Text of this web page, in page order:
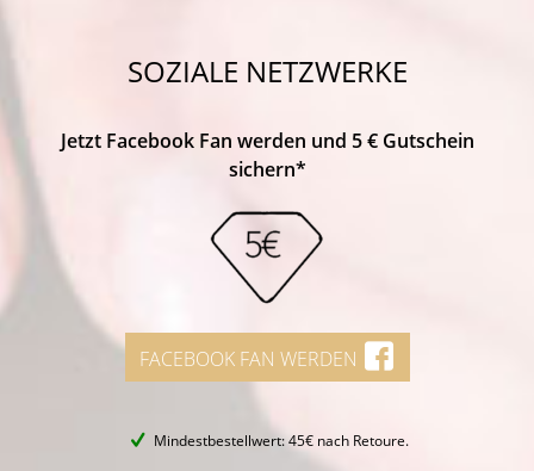
SOZIALE NETZWERKE
Jetzt Facebook Fan werden und 5 € Gutschein
sichern*
FACEBOOK FAN WERDEN
Mindestbestellwert: 45€ nach Retoure.